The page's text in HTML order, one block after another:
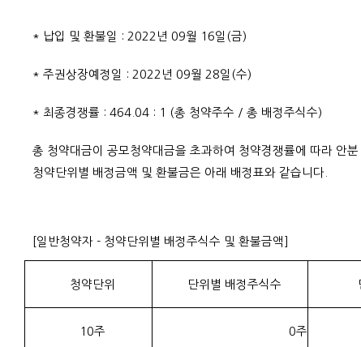
* 납입 및 환불일 : 2022년 09월 16일(금)
* 주권상장예정일 : 2022년 09월 28일(수)
* 최종경쟁률 : 464.04 : 1 (총 청약주수 / 총 배정주식수)
총 청약대금이 공모청약대금을 초과하여 청약경쟁률에 따라 안
청약단위별 배정금액 및 환불금은 아래 배정표와 같습니다.
[일반청약자 - 청약단위별 배정주식수 및 환불금액]
청약단위 단위별 배정주식수
10주 0주